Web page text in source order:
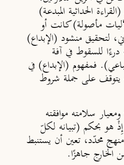
الحداثية المبدعة)
مأصولة) كانت أو
لتحقيق منشود (الإبداع)
درءًا للسقوط في آفة
فمفهوم (الإبداع) في
يتوقف على جملة شروط
سلامته موافقته
هو بحكم (تبيانه لكلّ
محدّد، تعين أن يستنبط
الخارج جاهزًا.